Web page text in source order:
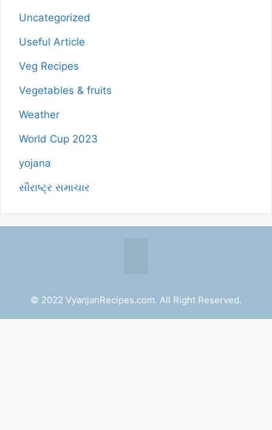
Uncategorized
Useful Article
Veg Recipes
Vegetables & fruits
Weather
World Cup 2023
yojana
સૌરાષ્ટ્ર સમાચાર
© 2022 VyanjanRecipes.com. All Right Reserved.